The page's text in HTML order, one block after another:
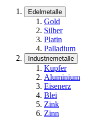
Edelmetalle
Gold
Silber
Platin
Palladium
Industriemetalle
Kupfer
Aluminium
Eisenerz
Blei
Zink
Zinn